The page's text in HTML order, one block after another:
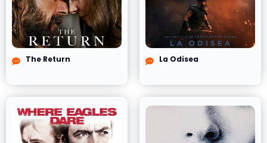
The Return La Odisea